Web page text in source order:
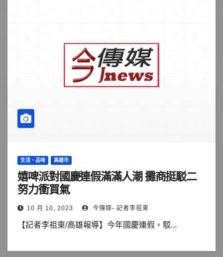
生活、品味 高雄市
嬉啤派對國慶連假滿滿人潮 攤商挺駁二
努力衝買氣
10 月 10, 2023 今傳媒- 記者李祖東
【記者李祖東/高雄報導】今年國慶連假，駁...